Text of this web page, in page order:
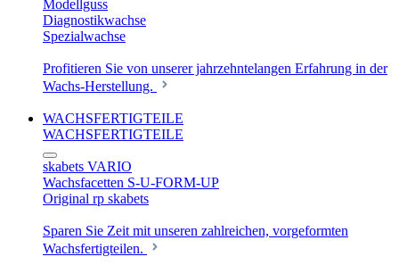
Modellguss
Diagnostikwachse
Spezialwachse
Profitieren Sie von unserer jahrzehntelangen Erfahrung in der
Wachs-Herstellung.
WACHSFERTIGTEILE
WACHSFERTIGTEILE
skabets VARIO
Wachsfacetten S-U-FORM-UP
Original rp skabets
Sparen Sie Zeit mit unseren zahlreichen, vorgeformten
Wachsfertigteilen.